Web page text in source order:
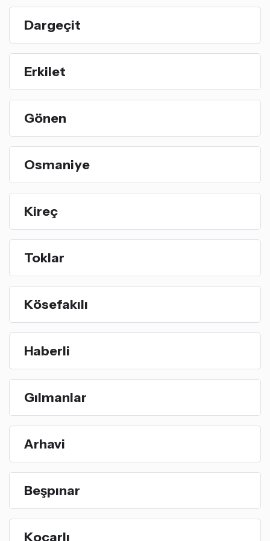
Dargeçit
Erkilet
Gönen
Osmaniye
Kireç
Toklar
Kösefakılı
Haberli
Gılmanlar
Arhavi
Beşpınar
Koçarlı